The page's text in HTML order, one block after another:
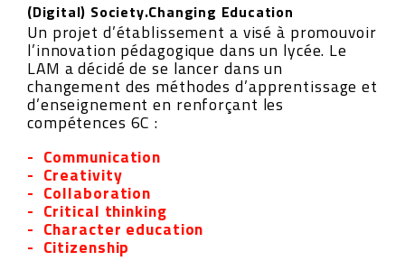
(Digital) Society.Changing Education
Un projet d’établissement a visé à promouvoir
l’innovation pédagogique dans un lycée. Le
LAM a décidé de se lancer dans un
changement des méthodes d’apprentissage et
d’enseignement en renforçant les
compétences 6C :
Communication
Creativity
Collaboration
Critical thinking
Character education
Citizenship